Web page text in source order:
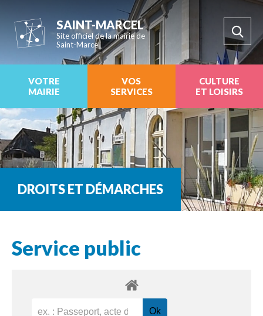
SAINT-MARCEL
Site officiel de la mairie de
Saint-Marcel
VOTRE
MAIRIE
VOS
SERVICES
CULTURE
ET LOISIRS
DROITS ET DÉMARCHES
Service public